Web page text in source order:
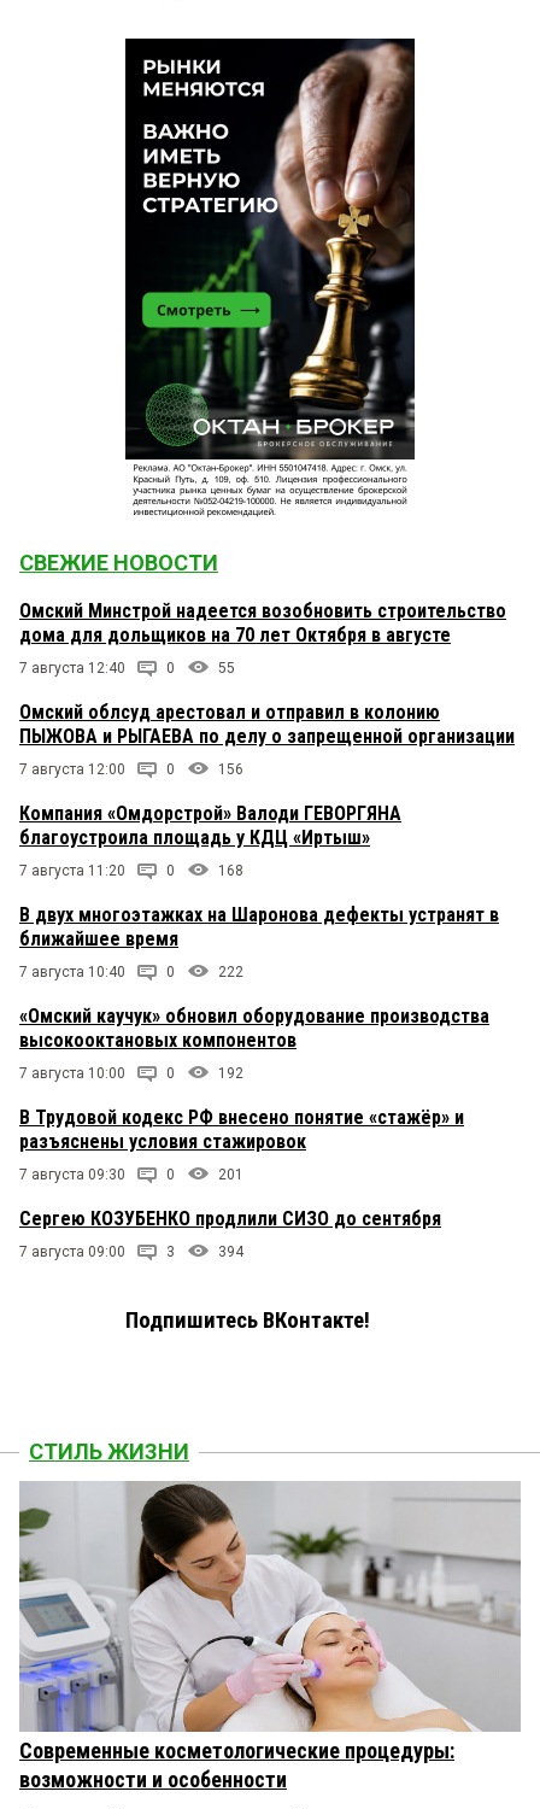
СВЕЖИЕ НОВОСТИ
Омский Минстрой надеется возобновить строительство
дома для дольщиков на 70 лет Октября в августе
7 августа 12:40 0 55
Омский облсуд арестовал и отправил в колонию
ПЫЖОВА и РЫГАЕВА по делу о запрещенной организации
7 августа 12:00 0 156
Компания «Омдорстрой» Валоди ГЕВОРГЯНА
благоустроила площадь у КДЦ «Иртыш»
7 августа 11:20 0 168
В двух многоэтажках на Шаронова дефекты устранят в
ближайшее время
7 августа 10:40 0 222
«Омский каучук» обновил оборудование производства
высокооктановых компонентов
7 августа 10:00 0 192
В Трудовой кодекс РФ внесено понятие «стажёр» и
разъяснены условия стажировок
7 августа 09:30 0 201
Сергею КОЗУБЕНКО продлили СИЗО до сентября
7 августа 09:00 3 394
Подпишитесь ВКонтакте!
СТИЛЬ ЖИЗНИ
Современные косметологические процедуры:
возможности и особенности